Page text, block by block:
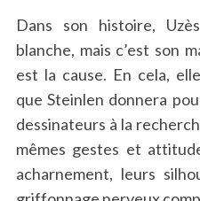
Dans son histoire,
blanche, mais c’est son
est la cause. En cela,
que Steinlen donnera
dessinateurs à la
mêmes gestes et
acharnement, leurs